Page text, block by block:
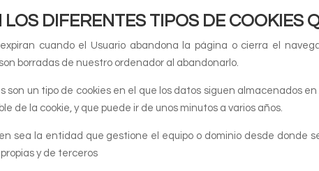
LOS DIFERENTES TIPOS DE
cuando el Usuario abandona la página o cierra el
borradas de nuestro ordenador al abandonarlo.
son un tipo de cookies en el que los datos siguen almacenados
de la cookie, y que puede ir de unos minutos a varios años.
sea la entidad que gestione el equipo o dominio desde donde
y de terceros